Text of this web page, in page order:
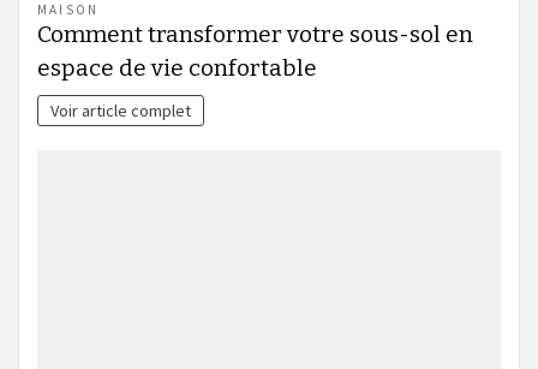
MAISON
Comment transformer votre sous-sol en
espace de vie confortable
Voir article complet